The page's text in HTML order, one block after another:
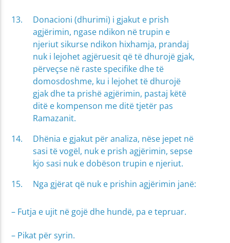
Donacioni (dhurimi) i gjakut e prish
agjërimin, ngase ndikon në trupin e
njeriut sikurse ndikon hixhamja, prandaj
nuk i lejohet agjëruesit që të dhurojë gjak,
përveçse në raste specifike dhe të
domosdoshme, ku i lejohet të dhurojë
gjak dhe ta prishë agjërimin, pastaj këtë
ditë e kompenson me ditë tjetër pas
Ramazanit.
Dhënia e gjakut për analiza, nëse jepet në
sasi të vogël, nuk e prish agjërimin, sepse
kjo sasi nuk e dobëson trupin e njeriut.
Nga gjërat që nuk e prishin agjërimin janë:
– Futja e ujit në gojë dhe hundë, pa e tepruar.
– Pikat për syrin.